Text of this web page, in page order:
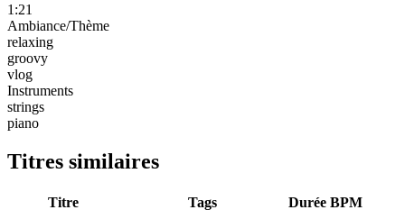
1:21
Ambiance/Thème
relaxing
groovy
vlog
Instruments
strings
piano
Titres similaires
Titre Tags Durée BPM